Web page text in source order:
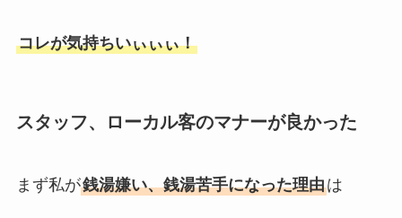
コレが気持ちいぃぃぃ！
スタッフ、ローカル客のマナーが良かった
まず私が銭湯嫌い、銭湯苦手になった理由は